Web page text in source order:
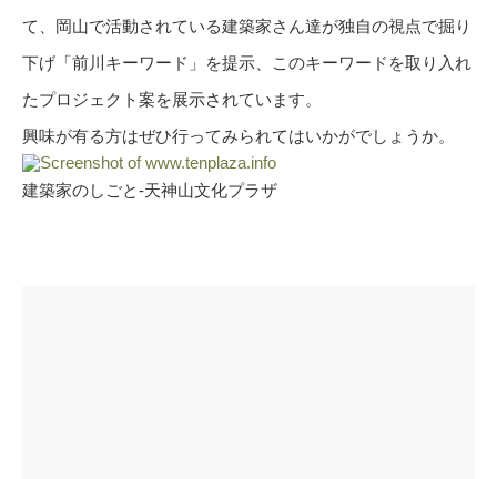
て、岡山で活動されている建築家さん達が独自の視点で掘り
下げ「前川キーワード」を提示、このキーワードを取り入れ
たプロジェクト案を展示されています。
興味が有る方はぜひ行ってみられてはいかがでしょうか。
建築家のしごと-天神山文化プラザ